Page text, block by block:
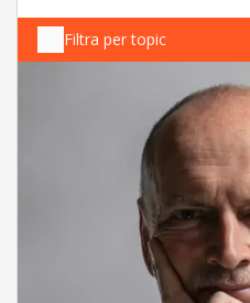
Filtra per topic